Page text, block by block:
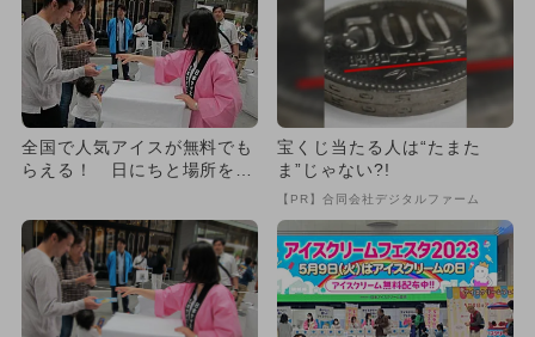
全国で人気アイスが無料でも
らえる！ 日にちと場所を一
宝くじ当たる人は“たまた
ま”じゃない?!
【PR】合同会社デジタルファーム